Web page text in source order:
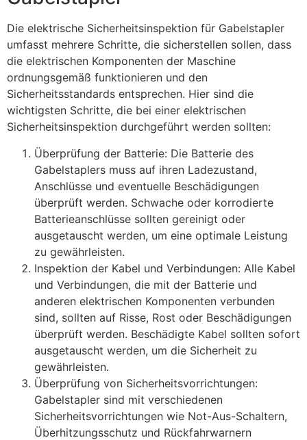
Die elektrische Sicherheitsinspektion für Gabelstapler
umfasst mehrere Schritte, die sicherstellen sollen, dass
die elektrischen Komponenten der Maschine
ordnungsgemäß funktionieren und den
Sicherheitsstandards entsprechen. Hier sind die
wichtigsten Schritte, die bei einer elektrischen
Sicherheitsinspektion durchgeführt werden sollten:
Überprüfung der Batterie: Die Batterie des
Gabelstaplers muss auf ihren Ladezustand,
Anschlüsse und eventuelle Beschädigungen
überprüft werden. Schwache oder korrodierte
Batterieanschlüsse sollten gereinigt oder
ausgetauscht werden, um eine optimale Leistung
zu gewährleisten.
Inspektion der Kabel und Verbindungen: Alle Kabel
und Verbindungen, die mit der Batterie und
anderen elektrischen Komponenten verbunden
sind, sollten auf Risse, Rost oder Beschädigungen
überprüft werden. Beschädigte Kabel sollten sofort
ausgetauscht werden, um die Sicherheit zu
gewährleisten.
Überprüfung von Sicherheitsvorrichtungen:
Gabelstapler sind mit verschiedenen
Sicherheitsvorrichtungen wie Not-Aus-Schaltern,
Überhitzungsschutz und Rückfahrwarnern